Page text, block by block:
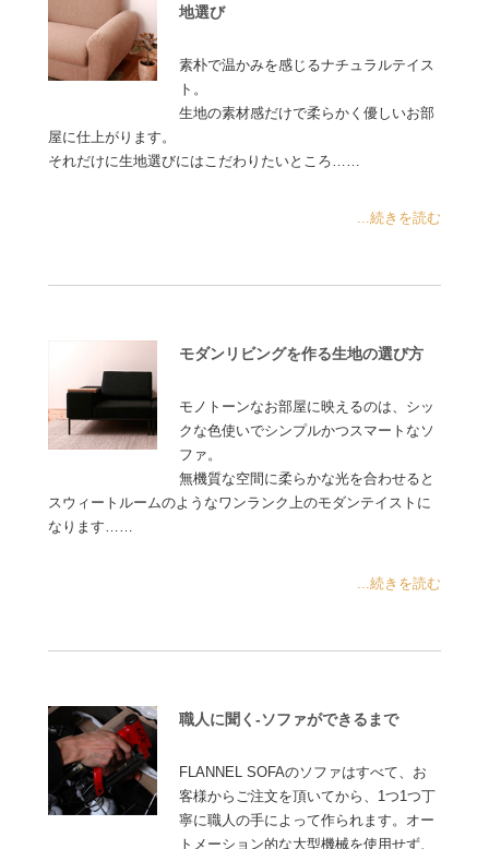
地選び
素朴で温かみを感じるナチュラルテイス
ト。
生地の素材感だけで柔らかく優しいお部
屋に仕上がります。
それだけに生地選びにはこだわりたいところ……
...続きを読む
モダンリビングを作る生地の選び方
モノトーンなお部屋に映えるのは、シッ
クな色使いでシンプルかつスマートなソ
ファ。
無機質な空間に柔らかな光を合わせると
スウィートルームのようなワンランク上のモダンテイストに
なります……
...続きを読む
職人に聞く-ソファができるまで
FLANNEL SOFAのソファはすべて、お
客様からご注文を頂いてから、1つ1つ丁
寧に職人の手によって作られます。オー
トメーション的な大型機械を使用せず、